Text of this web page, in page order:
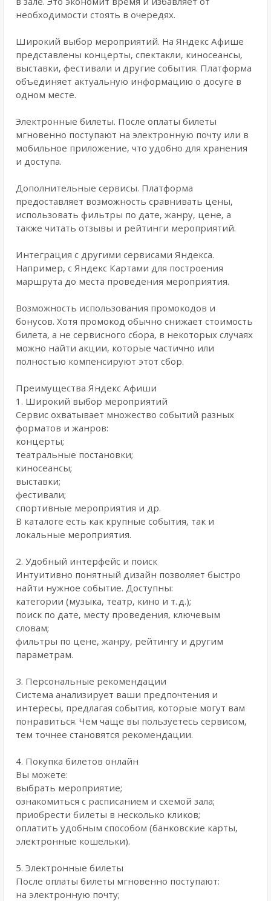
необходимости стоять в очередях.
Широкий выбор мероприятий. На Яндекс Афише
представлены концерты, спектакли, киносеансы,
выставки, фестивали и другие события. Платформа
объединяет актуальную информацию о досуге в
одном месте.
Электронные билеты. После оплаты билеты
мгновенно поступают на электронную почту или в
мобильное приложение, что удобно для хранения
и доступа.
Дополнительные сервисы. Платформа
предоставляет возможность сравнивать цены,
использовать фильтры по дате, жанру, цене, а
также читать отзывы и рейтинги мероприятий.
Интеграция с другими сервисами Яндекса.
Например, с Яндекс Картами для построения
маршрута до места проведения мероприятия.
Возможность использования промокодов и
бонусов. Хотя промокод обычно снижает стоимость
билета, а не сервисного сбора, в некоторых случаях
можно найти акции, которые частично или
полностью компенсируют этот сбор.
Преимущества Яндекс Афиши
1. Широкий выбор мероприятий
Сервис охватывает множество событий разных
форматов и жанров:
концерты;
театральные постановки;
киносеансы;
выставки;
фестивали;
спортивные мероприятия и др.
В каталоге есть как крупные события, так и
локальные мероприятия.
2. Удобный интерфейс и поиск
Интуитивно понятный дизайн позволяет быстро
найти нужное событие. Доступны:
категории (музыка, театр, кино и т. д.);
поиск по дате, месту проведения, ключевым
словам;
фильтры по цене, жанру, рейтингу и другим
параметрам.
3. Персональные рекомендации
Система анализирует ваши предпочтения и
интересы, предлагая события, которые могут вам
понравиться. Чем чаще вы пользуетесь сервисом,
тем точнее становятся рекомендации.
4. Покупка билетов онлайн
Вы можете:
выбрать мероприятие;
ознакомиться с расписанием и схемой зала;
приобрести билеты в несколько кликов;
оплатить удобным способом (банковские карты,
электронные кошельки).
5. Электронные билеты
После оплаты билеты мгновенно поступают:
на электронную почту;